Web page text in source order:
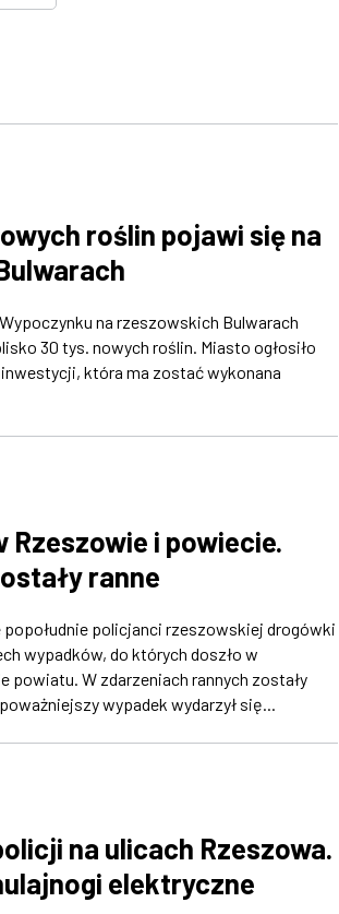
roślin pojawi się na
na rzeszowskich Bulwarach
30 tys. nowych roślin. Miasto ogłosiło
która ma zostać wykonana
Rzeszowie i powiecie.
ranne
popołudnie policjanci rzeszowskiej drogówki
wypadków, do których doszło w
powiatu. W zdarzeniach rannych zostały
wypadek wydarzył się...
na ulicach Rzeszowa.
elektryczne